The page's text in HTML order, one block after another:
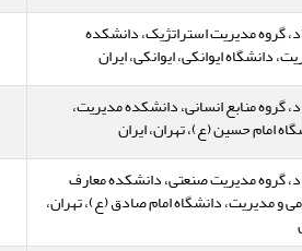
گروه مدیریت استراتژیک، دانشکده
دانشگاه ایوانکی، ایوانکی، ایران
گروه منابع انسانی، دانشکده مدیریت،
امام حسین (ع)، تهران، ایران
گروه مدیریت صنعتی، دانشکده معارف
و مدیریت، دانشگاه امام صادق (ع)، تهران،